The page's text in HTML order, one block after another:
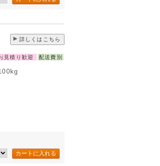
詳しくはこちら
見積り歓迎 配送費別